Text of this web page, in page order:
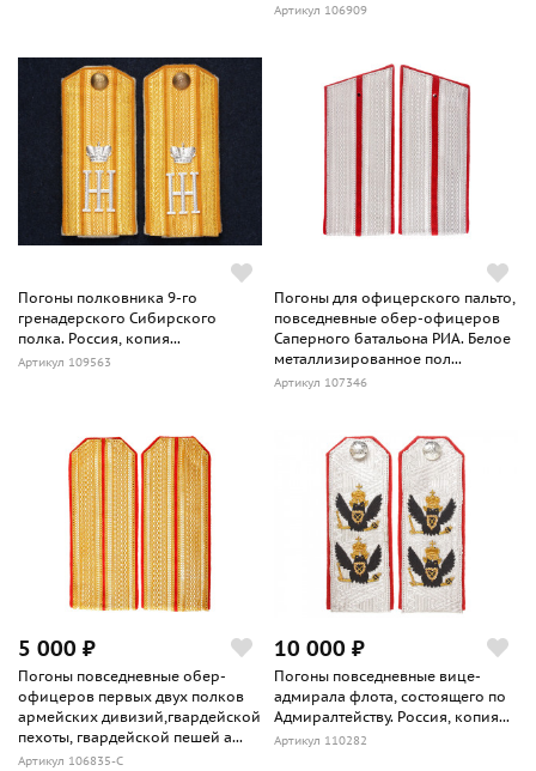
Артикул 106909
Погоны полковника 9-го
гренадерского Сибирского
полка. Россия, копия...
Артикул 109563
Погоны для офицерского пальто,
повседневные обер-офицеров
Саперного батальона РИА. Белое
металлизированное пол...
Артикул 107346
5 000 ₽
Погоны повседневные обер-
офицеров первых двух полков
армейских дивизий,гвардейской
пехоты, гвардейской пешей а...
Артикул 106835-С
10 000 ₽
Погоны повседневные вице-
адмирала флота, состоящего по
Адмиралтейству. Россия, копия...
Артикул 110282